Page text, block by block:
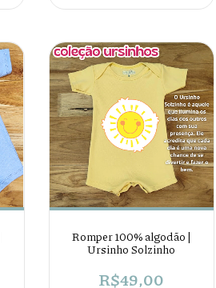
Romper 100% algodão |
Ursinho Solzinho
R$49,00